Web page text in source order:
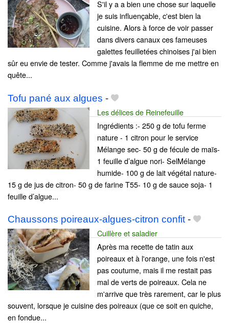
S'il y a a bien une chose sur laquelle
je suis influençable, c'est bien la
cuisine. Alors à force de voir passer
dans divers canaux ces fameuses
galettes feuilletées chinoises j'ai bien
sûr eu envie de tester. Comme j'avais la flemme de me mettre en
quête...
Tofu pané aux algues -
Les délices de Reinefeuille
Ingrédients :- 250 g de tofu ferme
nature - 1 citron pour le service
Mélange sec- 50 g de fécule de maïs-
1 feuille d’algue nori- SelMélange
humide- 100 g de lait végétal nature-
15 g de jus de citron- 50 g de farine T55- 10 g de sauce soja- 1
feuille d’algue...
Chaussons poireaux-algues-citron confit -
Cuillère et saladier
Après ma recette de tatin aux
poireaux et à l'orange, une fois n'est
pas coutume, mais il me restait pas
mal de verts de poireaux. Cela ne
m'arrive que très rarement, car le plus
souvent, lorsque je cuisine des poireaux (que ce soit en quiche,
en fondue...